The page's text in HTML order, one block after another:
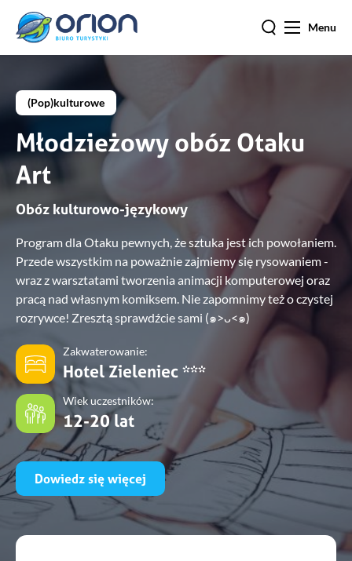
Menu
(Pop)kulturowe
Młodzieżowy obóz Otaku
Art
Obóz kulturowo-językowy
Program dla Otaku pewnych, że sztuka jest ich powołaniem.
Przede wszystkim na poważnie zajmiemy się rysowaniem -
wraz z warsztatami tworzenia animacji komputerowej oraz
pracą nad własnym komiksem. Nie zapomnimy też o czystej
rozrywce! Zresztą sprawdźcie sami (๑>ᴗ<๑)
Zakwaterowanie:
Hotel Zieleniec ***
Wiek uczestników:
12-20 lat
Dowiedz się więcej